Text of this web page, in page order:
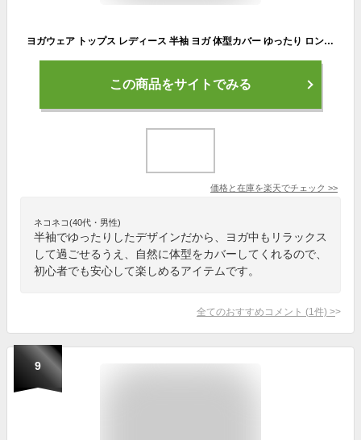
ヨガウェア トップス レディース 半袖 ヨガ 体型カバー ゆったり ロング丈 大きいサイズ ヨガ ヨガシャツ ピラティス ドルマンスリーブ ピラティスウェア めくれない ppi-ssd034 VEROMAN FIT
この商品をサイトでみる
価格と在庫を楽天でチェック >>
ネコネコ(40代・男性)
半袖でゆったりしたデザインだから、ヨガ中もリラックス
して過ごせるうえ、自然に体型をカバーしてくれるので、
初心者でも安心して楽しめるアイテムです。
全てのおすすめコメント (1 件) >
9